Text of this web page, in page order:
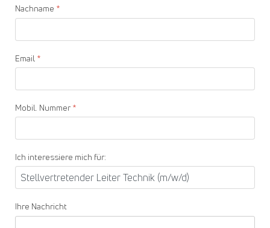
Nachname *
Email *
Mobil. Nummer *
Ich interessiere mich für:
Ihre Nachricht